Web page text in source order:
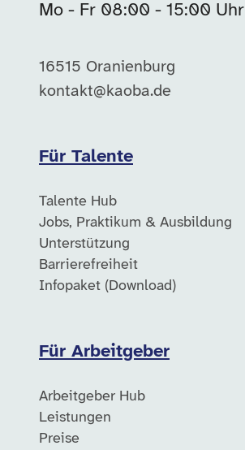
Mo - Fr 08:00 - 15:00 Uhr
16515 Oranienburg
kontakt@kaoba.de
Für Talente
Talente Hub
Jobs, Praktikum & Ausbildung
Unterstützung
Barrierefreiheit
Infopaket (Download)
Für Arbeitgeber
Arbeitgeber Hub
Leistungen
Preise